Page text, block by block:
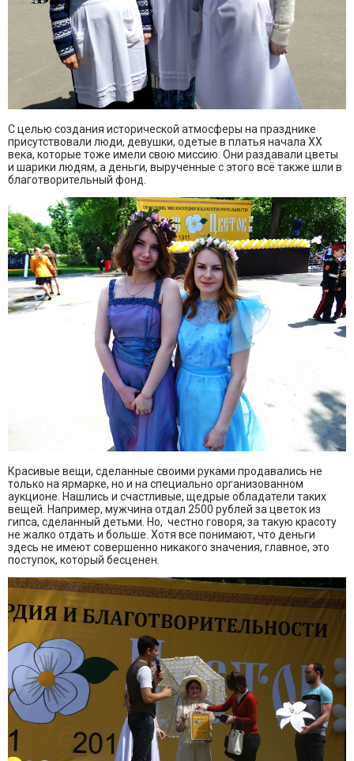
С целью создания исторической атмосферы на празднике
присутствовали люди, девушки, одетые в платья начала XX
века, которые тоже имели свою миссию. Они раздавали цветы
и шарики людям, а деньги, вырученные с этого всё также шли в
благотворительный фонд.
Красивые вещи, сделанные своими руками продавались не
только на ярмарке, но и на специально организованном
аукционе. Нашлись и счастливые, щедрые обладатели таких
вещей. Например, мужчина отдал 2500 рублей за цветок из
гипса, сделанный детьми. Но, честно говоря, за такую красоту
не жалко отдать и больше. Хотя все понимают, что деньги
здесь не имеют совершенно никакого значения, главное, это
поступок, который бесценен.